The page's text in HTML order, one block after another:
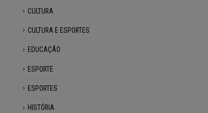
CULTURA
CULTURA E ESPORTES
EDUCAÇÃO
ESPORTE
ESPORTES
HISTÓRIA